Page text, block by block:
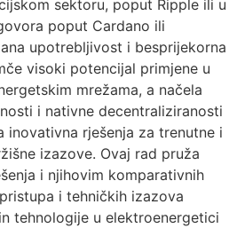
sektoru, poput Ripple ili u
poput Cardano ili
upotrebljivost i besprijekorna
visoki potencijal primjene u
mrežama, a načela
i nativne decentraliziranosti
inovativna rješenja za trenutne i
izazove. Ovaj rad pruža
i njihovim komparativnih
i tehničkih izazova
tehnologije u elektroenergetici